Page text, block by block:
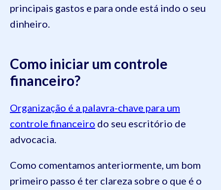
principais gastos e para onde está indo o seu
dinheiro.
Como iniciar um controle
financeiro?
Organização é a palavra-chave para um
controle financeiro do seu escritório de
advocacia.
Como comentamos anteriormente, um bom
primeiro passo é ter clareza sobre o que é o